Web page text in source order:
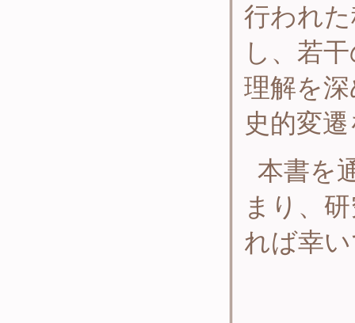
行われ
し、若
理解を
史的変
本書を
まり、
れば幸